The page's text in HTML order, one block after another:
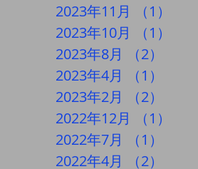
2023年11月
（1）
2023年10月
（1）
2023年8月
（2）
2023年4月
（1）
2023年2月
（2）
2022年12月
（1）
2022年7月
（1）
2022年4月
（2）